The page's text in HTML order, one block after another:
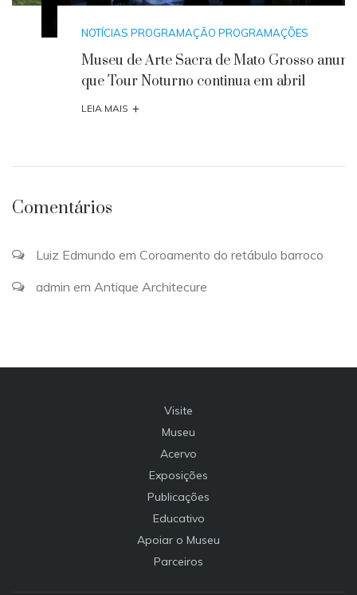
NOTÍCIASPROGRAMAÇÃOPROGRAMAÇÕES
Museu de Arte Sacra de Mato Grosso anuncia
que Tour Noturno continua em abril
LEIA MAIS +
Comentários
Luiz Edmundo em Coroamento do retábulo barroco
admin em Antique Architecure
Visite
Museu
Acervo
Exposições
Publicações
Educativo
Apoiar o Museu
Parceiros